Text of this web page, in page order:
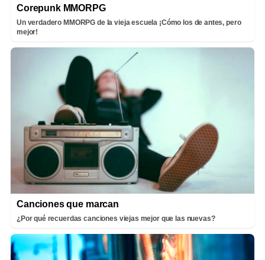
Corepunk MMORPG
Un verdadero MMORPG de la vieja escuela ¡Cómo los de antes, pero
mejor!
Canciones que marcan
¿Por qué recuerdas canciones viejas mejor que las nuevas?